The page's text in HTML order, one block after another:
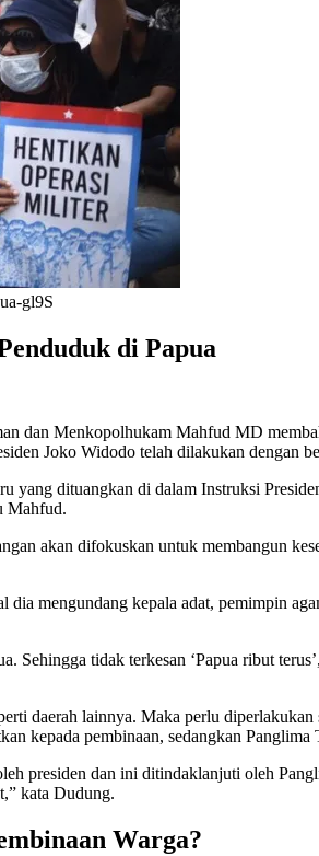
gl9S
di Papua
Menkopolhukam Mahfud MD
Joko Widodo telah dilakukan dengan
yang dituangkan di dalam Instruksi
Mahfud.
akan difokuskan untuk membangun
mengundang kepala adat, pemimpin
tidak terkesan ‘Papua ribut
daerah lainnya. Maka perlu
kepada pembinaan, sedangkan
presiden dan ini ditindaklanjuti oleh
kata Dudung.
Warga?